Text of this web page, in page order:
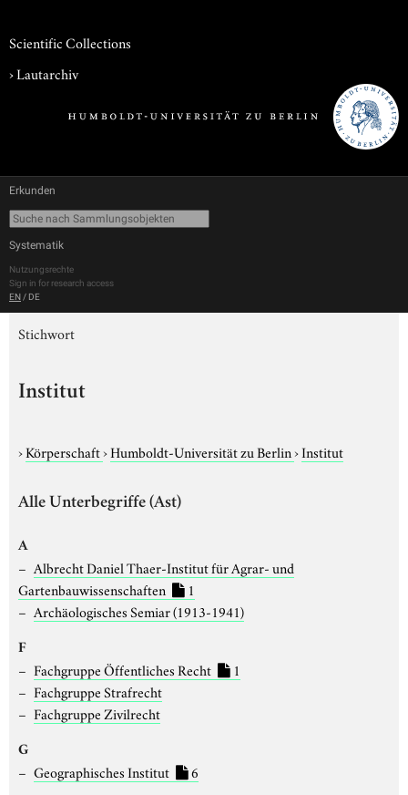
Scientific Collections
›Lautarchiv
Erkunden
Systematik
Nutzungsrechte
Sign in for research access
EN / DE
Stichwort
Institut
›Körperschaft›Humboldt-Universität zu Berlin›Institut
Alle Unterbegriffe (Ast)
A
Albrecht Daniel Thaer-Institut für Agrar- und
Gartenbauwissenschaften
1
Archäologisches Semiar (1913-1941)
F
Fachgruppe Öffentliches Recht
1
Fachgruppe Strafrecht
Fachgruppe Zivilrecht
G
Geographisches Institut 6